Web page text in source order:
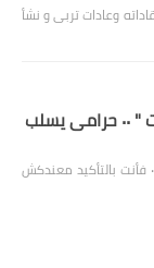
وعادات تربى و نشأ
إحترس من وهم يسمى " كيونت " ٠٠ حرامى يسلب
بقلم : زكى عرفه ‎إذا ما كانش عندك حاجه تموت عشانها ٠٠ فأنت بالتأكيد معندكش